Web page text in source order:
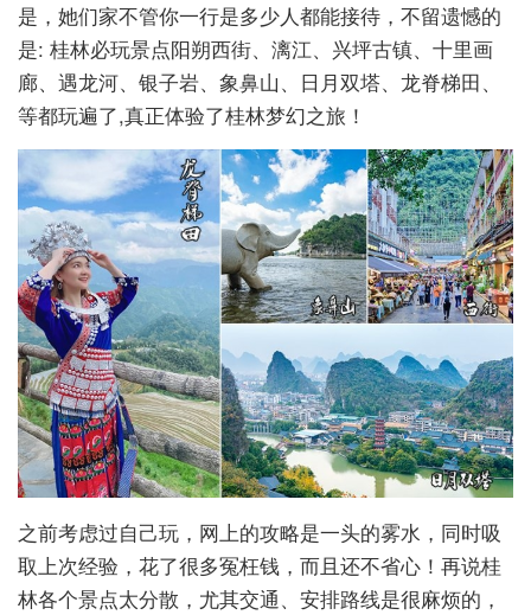
是，她们家不管你一行是多少人都能接待，不留遗憾的
是: 桂林必玩景点阳朔西街、漓江、兴坪古镇、十里画
廊、遇龙河、银子岩、象鼻山、日月双塔、龙脊梯田、
等都玩遍了,真正体验了桂林梦幻之旅！
之前考虑过自己玩，网上的攻略是一头的雾水，同时吸
取上次经验，花了很多冤枉钱，而且还不省心！再说桂
林各个景点太分散，尤其交通、安排路线是很麻烦的，